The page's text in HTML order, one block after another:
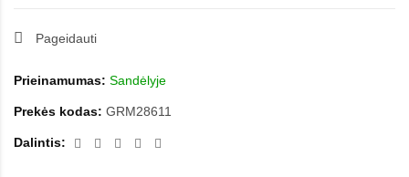
Pageidauti
Prieinamumas: Sandėlyje
Prekės kodas: GRM28611
Dalintis: